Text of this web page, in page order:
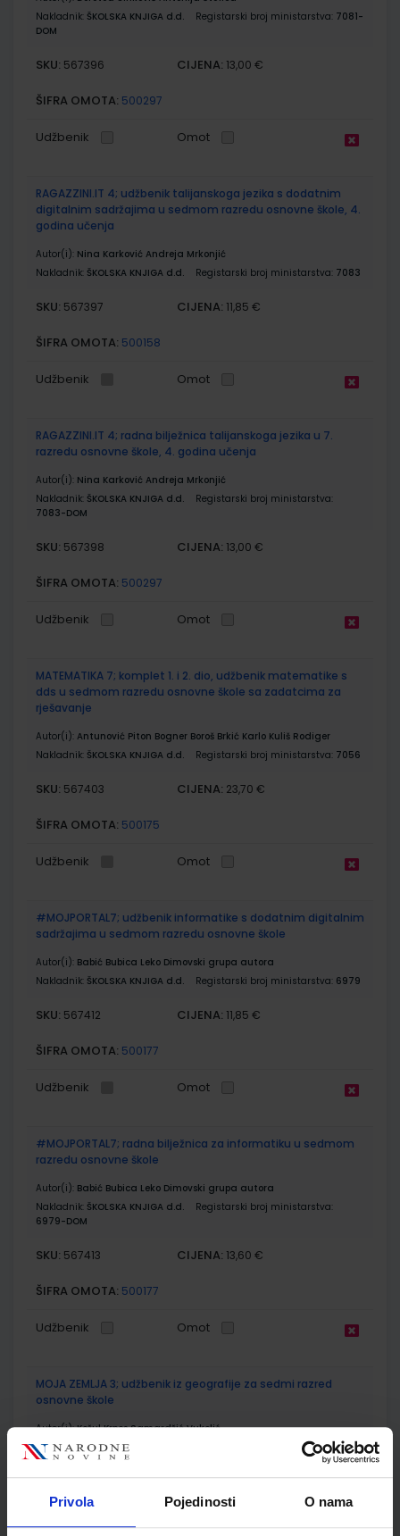
Privola Pojedinosti O nama
Nakladnik: ŠKOLSKA KNJIGA d.d. Registarski broj ministarstva: 7081-
DOM
SKU: 567396 CIJENA: 13,00 €
ŠIFRA OMOTA: 500297
Udžbenik Omot
RAGAZZINI.IT 4; udžbenik talijanskoga jezika s dodatnim
digitalnim sadržajima u sedmom razredu osnovne škole, 4.
godina učenja
Autor(i): Nina Karković Andreja Mrkonjić
Nakladnik: ŠKOLSKA KNJIGA d.d. Registarski broj ministarstva: 7083
SKU: 567397 CIJENA: 11,85 €
ŠIFRA OMOTA: 500158
Udžbenik Omot
RAGAZZINI.IT 4; radna bilježnica talijanskoga jezika u 7.
razredu osnovne škole, 4. godina učenja
Autor(i): Nina Karković Andreja Mrkonjić
Nakladnik: ŠKOLSKA KNJIGA d.d.
Registarski broj ministarstva:
7083-DOM
SKU: 567398 CIJENA: 13,00 €
ŠIFRA OMOTA: 500297
Udžbenik Omot
MATEMATIKA 7; komplet 1. i 2. dio, udžbenik matematike s
dds u sedmom razredu osnovne škole sa zadatcima za
rješavanje
Autor(i): Antunović Piton Bogner Boroš Brkić Karlo Kuliš Rodiger
Nakladnik: ŠKOLSKA KNJIGA d.d. Registarski broj ministarstva: 7056
SKU: 567403 CIJENA: 23,70 €
ŠIFRA OMOTA: 500175
Udžbenik Omot
#MOJPORTAL7; udžbenik informatike s dodatnim digitalnim
sadržajima u sedmom razredu osnovne škole
Autor(i): Babić Bubica Leko Dimovski grupa autora
Nakladnik: ŠKOLSKA KNJIGA d.d. Registarski broj ministarstva: 6979
SKU: 567412 CIJENA: 11,85 €
ŠIFRA OMOTA: 500177
Udžbenik Omot
#MOJPORTAL7; radna bilježnica za informatiku u sedmom
razredu osnovne škole
Autor(i): Babić Bubica Leko Dimovski grupa autora
Nakladnik: ŠKOLSKA KNJIGA d.d.
Registarski broj ministarstva:
6979-DOM
SKU: 567413 CIJENA: 13,60 €
ŠIFRA OMOTA: 500177
Udžbenik Omot
MOJA ZEMLJA 3; udžbenik iz geografije za sedmi razred
osnovne škole
Autor(i):Kožul Krpes Samardžić Vukelić
Nakladnik: ALFA d.d. 7272
SKU:569101 CIJENA:12,04 €